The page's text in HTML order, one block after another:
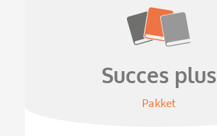
Succes plus
Pakket